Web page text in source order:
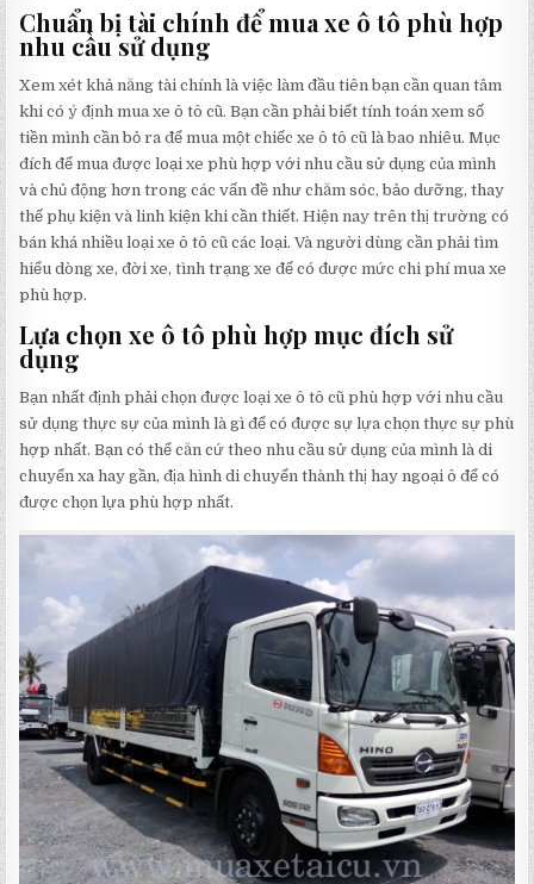
Chuẩn bị tài chính để mua xe ô tô phù hợp
nhu cầu sử dụng
Xem xét khả năng tài chính là việc làm đầu tiên bạn cần quan tâm
khi có ý định mua xe ô tô cũ. Bạn cần phải biết tính toán xem số
tiền mình cần bỏ ra để mua một chiếc xe ô tô cũ là bao nhiêu. Mục
đích để mua được loại xe phù hợp với nhu cầu sử dụng của mình
và chủ động hơn trong các vấn đề như chăm sóc, bảo dưỡng, thay
thế phụ kiện và linh kiện khi cần thiết. Hiện nay trên thị trường có
bán khá nhiều loại xe ô tô cũ các loại. Và người dùng cần phải tìm
hiểu dòng xe, đời xe, tình trạng xe để có được mức chi phí mua xe
phù hợp.
Lựa chọn xe ô tô phù hợp mục đích sử
dụng
Bạn nhất định phải chọn được loại xe ô tô cũ phù hợp với nhu cầu
sử dụng thực sự của mình là gì để có được sự lựa chọn thực sự phù
hợp nhất. Bạn có thể căn cứ theo nhu cầu sử dụng của mình là di
chuyển xa hay gần, địa hình di chuyển thành thị hay ngoại ô để có
được chọn lựa phù hợp nhất.